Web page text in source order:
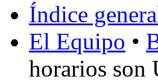
Índice
El Equipo •
horarios